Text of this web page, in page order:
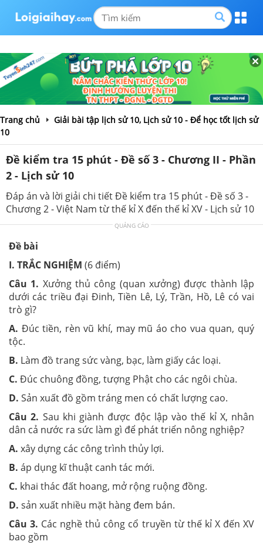
Trang chủ
Giải bài tập lịch sử 10, Lịch sử 10 - Để học tốt lịch sử
10
Đề kiểm tra 15 phút - Đề số 3 - Chương II - Phần
2 - Lịch sử 10
Đáp án và lời giải chi tiết Đề kiểm tra 15 phút - Đề số 3 -
Chương 2 - Việt Nam từ thế kỉ X đến thế kỉ XV - Lịch sử 10
QUẢNG CÁO
Đề bài
I. TRẮC NGHIỆM (6 điểm)
Câu 1. Xưởng thủ công (quan xưởng) được thành lập
dưới các triều đại Đinh, Tiền Lê, Lý, Trần, Hồ, Lê có vai
trò gì?
A. Đúc tiền, rèn vũ khí, may mũ áo cho vua quan, quý
tộc.
B. Làm đồ trang sức vàng, bạc, làm giấy các loại.
C. Đúc chuông đồng, tượng Phật cho các ngôi chùa.
D. Sản xuất đồ gồm tráng men có chất lượng cao.
Câu 2. Sau khi giành được độc lập vào thế kỉ X, nhân
dân cả nước ra sức làm gì để phát triển nông nghiệp?
A. xây dựng các công trình thủy lợi.
B. áp dụng kĩ thuật canh tác mới.
C. khai thác đất hoang, mở rộng ruộng đồng.
D. sản xuất nhiều mặt hàng đem bán.
Câu 3. Các nghề thủ công cổ truyền từ thế kỉ X đến XV
bao gồm